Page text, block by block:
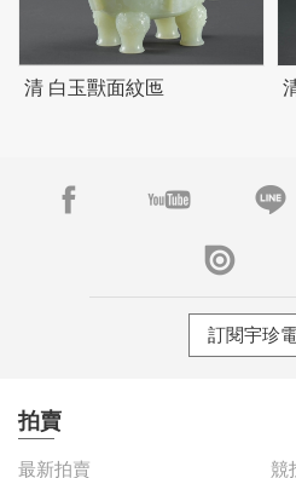
清 白玉獸面紋匜
訂閱宇珍
拍賣
最新拍賣 競